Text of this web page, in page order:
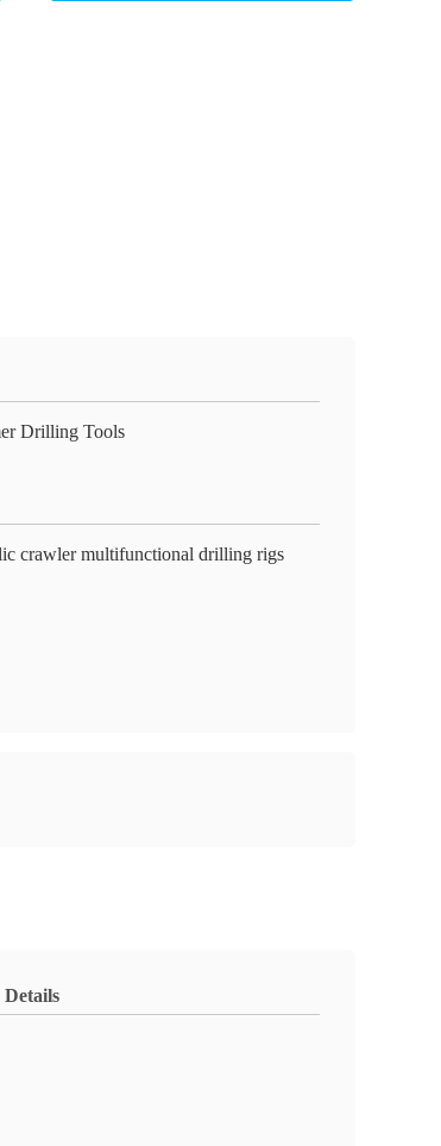
Drilling Tools
crawler multifunctional drilling rigs
Details